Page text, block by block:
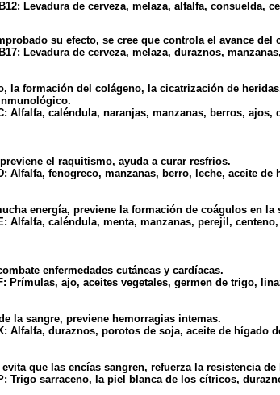
Levadura de cerveza, melaza, alfalfa, consuelda,
su efecto, se cree que controla el avance del
Levadura de cerveza, melaza, duraznos,
la formación del colágeno, la cicatrización de
Alfalfa, caléndula, naranjas, manzanas, berros,
el raquitismo, ayuda a curar resfrios.
Alfalfa, fenogreco, manzanas, berro, leche, aceite
energía, previene la formación de coágulos en
Alfalfa, caléndula, menta, manzanas, perejil,
enfermedades cutáneas y cardíacas.
Prímulas, ajo, aceites vegetales, germen de trigo,
la sangre, previene hemorragias intemas.
Alfalfa, duraznos, porotos de soja, aceite de hígado
que las encías sangren, refuerza la resistencia de
Trigo sarraceno, la piel blanca de los cítricos,